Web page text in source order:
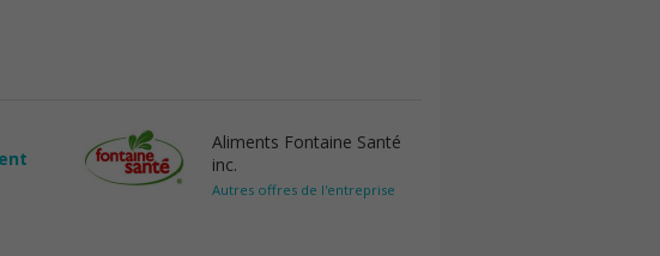
Aliments Fontaine Santé
inc.
Autres offres de l'entreprise